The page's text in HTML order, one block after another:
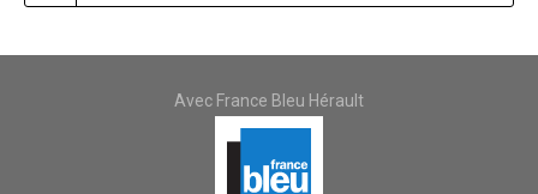
Avec France Bleu Hérault